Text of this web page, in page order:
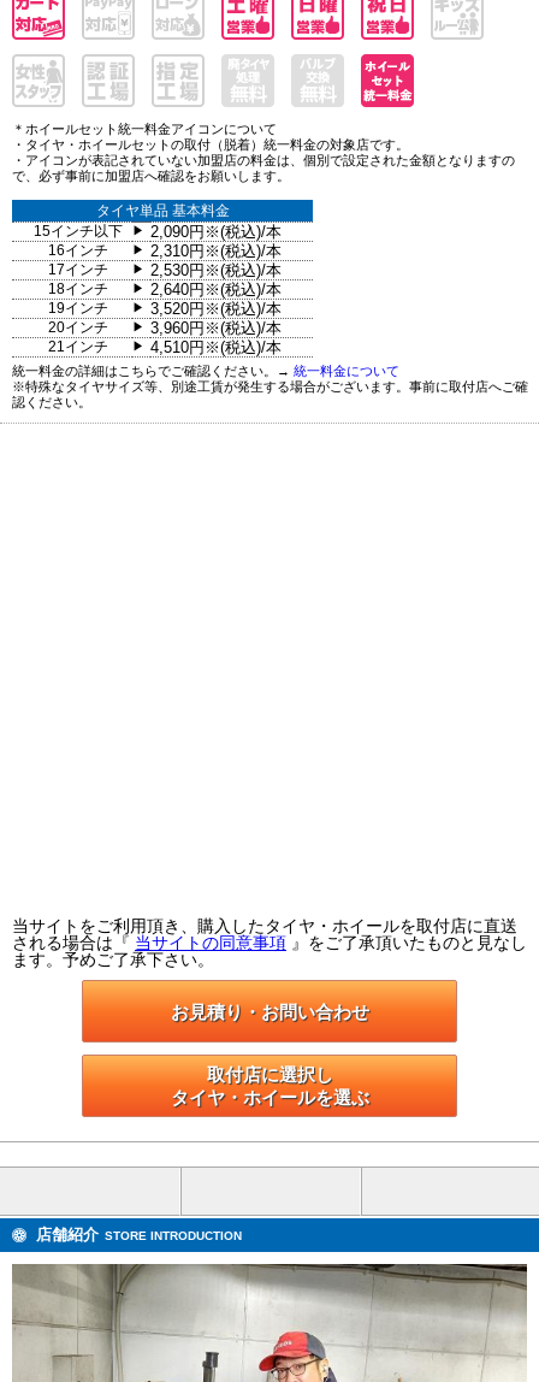
＊ホイールセット統一料金アイコンについて
・タイヤ・ホイールセットの取付（脱着）統一料金の対象店です。
・アイコンが表記されていない加盟店の料金は、個別で設定された金額となりますの
で、必ず事前に加盟店へ確認をお願いします。
タイヤ単品 基本料金
15インチ以下
▶ 2,090円※(税込)/本
16インチ ▶ 2,310円※(税込)/本
17インチ ▶ 2,530円※(税込)/本
18インチ ▶ 2,640円※(税込)/本
19インチ ▶ 3,520円※(税込)/本
20インチ ▶ 3,960円※(税込)/本
21インチ ▶ 4,510円※(税込)/本
統一料金の詳細はこちらでご確認ください。→ 統一料金について
※特殊なタイヤサイズ等、別途工賃が発生する場合がございます。事前に取付店へご確
認ください。
当サイトをご利用頂き、購入したタイヤ・ホイールを取付店に直送
される場合は『 当サイトの同意事項 』をご了承頂いたものと見なし
ます。予めご了承下さい。
お見積り・お問い合わせ
取付店に選択し
タイヤ・ホイールを選ぶ
店舗紹介 STORE INTRODUCTION